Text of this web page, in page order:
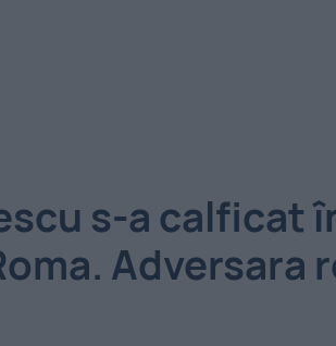
s-a calficat
Adversara